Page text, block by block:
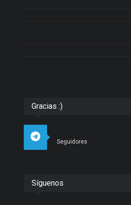
Gracias :)
Seguidores
Síguenos